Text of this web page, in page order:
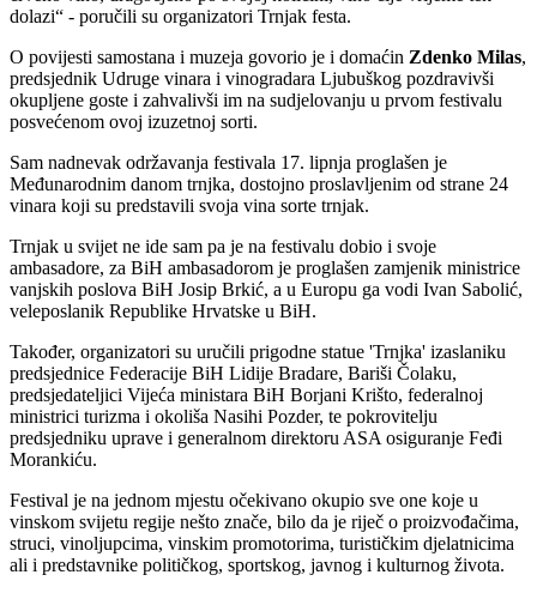
dolazi
- poručili su organizatori Trnjak festa.
O povijesti samostana i muzeja govorio je i domaćin Zdenko Milas,
predsjednik Udruge vinara i vinogradara Ljubuškog pozdravivši
okupljene goste i zahvalivši im na sudjelovanju u prvom festivalu
posvećenom ovoj izuzetnoj sorti.
Sam nadnevak održavanja festivala 17. lipnja proglašen je
Međunarodnim danom trnjka, dostojno proslavljenim od strane 24
vinara koji su predstavili svoja vina sorte trnjak.
Trnjak u svijet ne ide sam pa je na festivalu dobio i svoje
ambasadore, za BiH ambasadorom je proglašen zamjenik ministrice
vanjskih poslova BiH Josip Brkić, a u Europu ga vodi Ivan Sabolić,
veleposlanik Republike Hrvatske u BiH.
Također, organizatori su uručili prigodne statue 'Trnjka' izaslaniku
predsjednice Federacije BiH Lidije Bradare, Bariši Čolaku,
predsjedateljici Vijeća ministara BiH Borjani Krišto, federalnoj
ministrici turizma i okoliša Nasihi Pozder, te pokrovitelju
predsjedniku uprave i generalnom direktoru ASA osiguranje Feđi
Morankiću.
Festival je na jednom mjestu očekivano okupio sve one koje u
vinskom svijetu regije nešto znače, bilo da je riječ o proizvođačima,
struci, vinoljupcima, vinskim promotorima, turističkim djelatnicima
ali i predstavnike političkog, sportskog, javnog i kulturnog života.